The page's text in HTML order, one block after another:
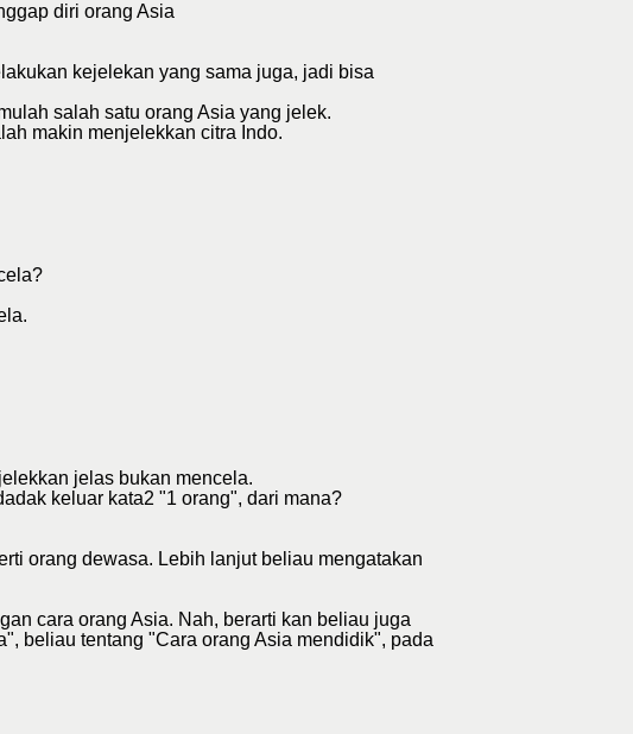
diri orang Asia
kejelekan yang sama juga, jadi bisa
salah satu orang Asia yang jelek.
makin menjelekkan citra Indo.
jelas bukan mencela.
keluar kata2 "1 orang", dari mana?
orang dewasa. Lebih lanjut beliau mengatakan
cara orang Asia. Nah, berarti kan beliau juga
beliau tentang "Cara orang Asia mendidik", pada